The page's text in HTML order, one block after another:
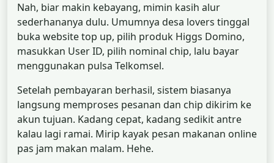
Nah, biar makin kebayang, mimin kasih alur
sederhananya dulu. Umumnya desa lovers tinggal
buka website top up, pilih produk Higgs Domino,
masukkan User ID, pilih nominal chip, lalu bayar
menggunakan pulsa Telkomsel.
Setelah pembayaran berhasil, sistem biasanya
langsung memproses pesanan dan chip dikirim ke
akun tujuan. Kadang cepat, kadang sedikit antre
kalau lagi ramai. Mirip kayak pesan makanan online
pas jam makan malam. Hehe.